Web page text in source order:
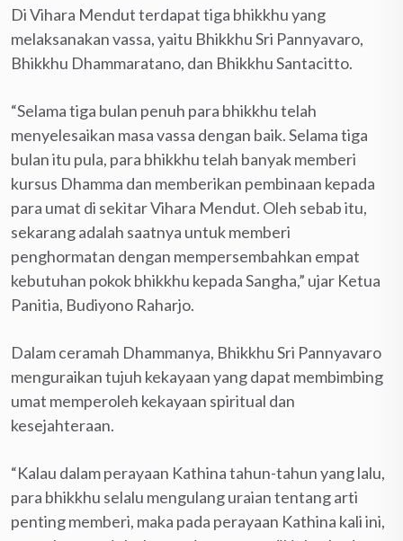
Di Vihara Mendut terdapat tiga bhikkhu yang
melaksanakan vassa, yaitu Bhikkhu Sri Pannyavaro,
Bhikkhu Dhammaratano, dan Bhikkhu Santacitto.
“Selama tiga bulan penuh para bhikkhu telah
menyelesaikan masa vassa dengan baik. Selama tiga
bulan itu pula, para bhikkhu telah banyak memberi
kursus Dhamma dan memberikan pembinaan kepada
para umat di sekitar Vihara Mendut. Oleh sebab itu,
sekarang adalah saatnya untuk memberi
penghormatan dengan mempersembahkan empat
kebutuhan pokok bhikkhu kepada Sangha,” ujar Ketua
Panitia, Budiyono Raharjo.
Dalam ceramah Dhammanya, Bhikkhu Sri Pannyavaro
menguraikan tujuh kekayaan yang dapat membimbing
umat memperoleh kekayaan spiritual dan
kesejahteraan.
“Kalau dalam perayaan Kathina tahun-tahun yang lalu,
para bhikkhu selalu mengulang uraian tentang arti
penting memberi, maka pada perayaan Kathina kali ini,